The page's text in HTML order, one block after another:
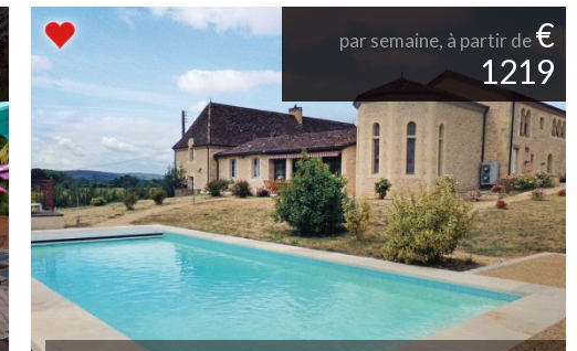
par semaine, à partir de€
1219